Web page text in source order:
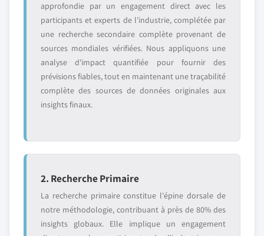
approfondie par un engagement direct avec les
participants et experts de l'industrie, complétée par
une recherche secondaire complète provenant de
sources mondiales vérifiées. Nous appliquons une
analyse d'impact quantifiée pour fournir des
prévisions fiables, tout en maintenant une traçabilité
complète des sources de données originales aux
insights finaux.
2. Recherche Primaire
La recherche primaire constitue l'épine dorsale de
notre méthodologie, contribuant à près de 80% des
insights globaux. Elle implique un engagement